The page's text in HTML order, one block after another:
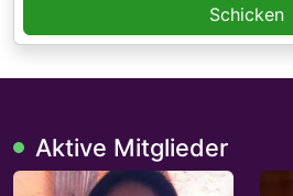
Schicken
Aktive Mitglieder